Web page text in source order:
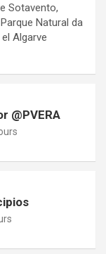
Sotavento,
Natural da
Algarve
@PVERA